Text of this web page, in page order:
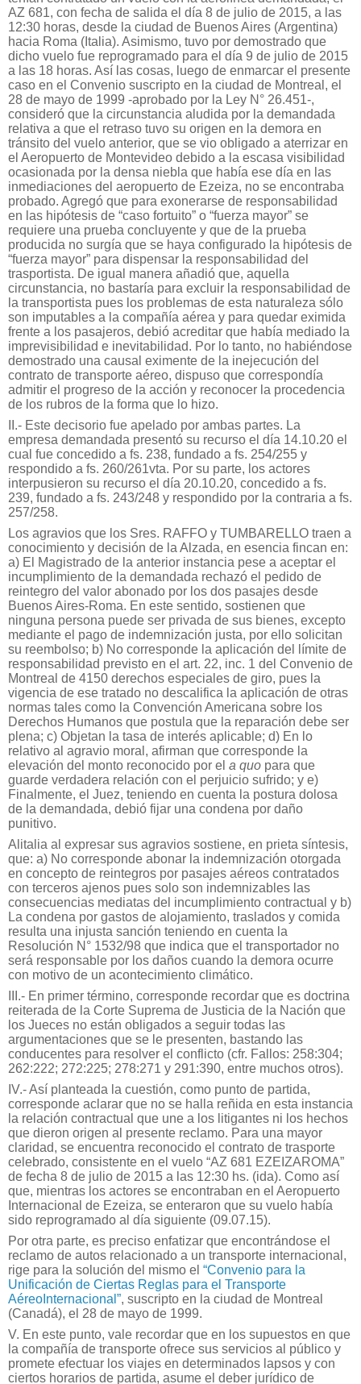
AZ 681, con fecha de salida el día 8 de julio de 2015, a las
12:30 horas, desde la ciudad de Buenos Aires (Argentina)
hacia Roma (Italia). Asimismo, tuvo por demostrado que
dicho vuelo fue reprogramado para el día 9 de julio de 2015
a las 18 horas. Así las cosas, luego de enmarcar el presente
caso en el Convenio suscripto en la ciudad de Montreal, el
28 de mayo de 1999 -aprobado por la Ley N° 26.451-,
consideró que la circunstancia aludida por la demandada
relativa a que el retraso tuvo su origen en la demora en
tránsito del vuelo anterior, que se vio obligado a aterrizar en
el Aeropuerto de Montevideo debido a la escasa visibilidad
ocasionada por la densa niebla que había ese día en las
inmediaciones del aeropuerto de Ezeiza, no se encontraba
probado. Agregó que para exonerarse de responsabilidad
en las hipótesis de “caso fortuito” o “fuerza mayor” se
requiere una prueba concluyente y que de la prueba
producida no surgía que se haya configurado la hipótesis de
“fuerza mayor” para dispensar la responsabilidad del
trasportista. De igual manera añadió que, aquella
circunstancia, no bastaría para excluir la responsabilidad de
la transportista pues los problemas de esta naturaleza sólo
son imputables a la compañía aérea y para quedar eximida
frente a los pasajeros, debió acreditar que había mediado la
imprevisibilidad e inevitabilidad. Por lo tanto, no habiéndose
demostrado una causal eximente de la inejecución del
contrato de transporte aéreo, dispuso que correspondía
admitir el progreso de la acción y reconocer la procedencia
de los rubros de la forma que lo hizo.
II.- Este decisorio fue apelado por ambas partes. La
empresa demandada presentó su recurso el día 14.10.20 el
cual fue concedido a fs. 238, fundado a fs. 254/255 y
respondido a fs. 260/261vta. Por su parte, los actores
interpusieron su recurso el día 20.10.20, concedido a fs.
239, fundado a fs. 243/248 y respondido por la contraria a fs.
257/258.
Los agravios que los Sres. RAFFO y TUMBARELLO traen a
conocimiento y decisión de la Alzada, en esencia fincan en:
a) El Magistrado de la anterior instancia pese a aceptar el
incumplimiento de la demandada rechazó el pedido de
reintegro del valor abonado por los dos pasajes desde
Buenos Aires-Roma. En este sentido, sostienen que
ninguna persona puede ser privada de sus bienes, excepto
mediante el pago de indemnización justa, por ello solicitan
su reembolso; b) No corresponde la aplicación del límite de
responsabilidad previsto en el art. 22, inc. 1 del Convenio de
Montreal de 4150 derechos especiales de giro, pues la
vigencia de ese tratado no descalifica la aplicación de otras
normas tales como la Convención Americana sobre los
Derechos Humanos que postula que la reparación debe ser
plena; c) Objetan la tasa de interés aplicable; d) En lo
relativo al agravio moral, afirman que corresponde la
elevación del monto reconocido por el a quo para que
guarde verdadera relación con el perjuicio sufrido; y e)
Finalmente, el Juez, teniendo en cuenta la postura dolosa
de la demandada, debió fijar una condena por daño
punitivo.
Alitalia al expresar sus agravios sostiene, en prieta síntesis,
que: a) No corresponde abonar la indemnización otorgada
en concepto de reintegros por pasajes aéreos contratados
con terceros ajenos pues solo son indemnizables las
consecuencias mediatas del incumplimiento contractual y b)
La condena por gastos de alojamiento, traslados y comida
resulta una injusta sanción teniendo en cuenta la
Resolución N° 1532/98 que indica que el transportador no
será responsable por los daños cuando la demora ocurre
con motivo de un acontecimiento climático.
III.- En primer término, corresponde recordar que es doctrina
reiterada de la Corte Suprema de Justicia de la Nación que
los Jueces no están obligados a seguir todas las
argumentaciones que se le presenten, bastando las
conducentes para resolver el conflicto (cfr. Fallos: 258:304;
262:222; 272:225; 278:271 y 291:390, entre muchos otros).
IV.- Así planteada la cuestión, como punto de partida,
corresponde aclarar que no se halla reñida en esta instancia
la relación contractual que une a los litigantes ni los hechos
que dieron origen al presente reclamo. Para una mayor
claridad, se encuentra reconocido el contrato de trasporte
celebrado, consistente en el vuelo “AZ 681 EZEIZAROMA”
de fecha 8 de julio de 2015 a las 12:30 hs. (ida). Como así
que, mientras los actores se encontraban en el Aeropuerto
Internacional de Ezeiza, se enteraron que su vuelo había
sido reprogramado al día siguiente (09.07.15).
Por otra parte, es preciso enfatizar que encontrándose el
reclamo de autos relacionado a un transporte internacional,
rige para la solución del mismo el “Convenio para la
Unificación de Ciertas Reglas para el Transporte
AéreoInternacional”, suscripto en la ciudad de Montreal
(Canadá), el 28 de mayo de 1999.
V. En este punto, vale recordar que en los supuestos en que
la compañía de transporte ofrece sus servicios al público y
promete efectuar los viajes en determinados lapsos y con
ciertos horarios de partida, asume el deber jurídico de